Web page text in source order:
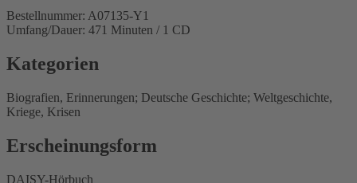
Bestellnummer: A07135-Y1
Umfang/Dauer: 471 Minuten / 1 CD
Kategorien
Biografien, Erinnerungen; Deutsche Geschichte; Weltgeschichte,
Kriege, Krisen
Erscheinungsform
DAISY-Hörbuch